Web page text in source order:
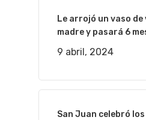
Le arrojó un vaso de
madre y pasará 6
9 abril, 2024
San Juan celebró los